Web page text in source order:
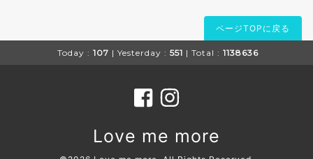
ページTOPに戻る
Today : 107 | Yesterday : 551 | Total : 1138636
Love me more